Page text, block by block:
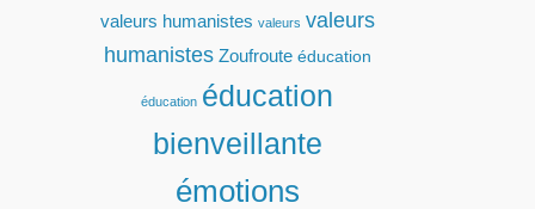
valeurs humanistes valeurs valeurs
humanistes Zoufroute éducation
éducation éducation
bienveillante
émotions